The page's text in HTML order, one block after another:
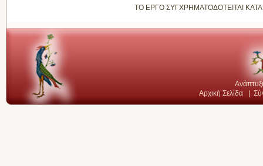
ΤΟ ΕΡΓΟ ΣΥΓΧΡΗΜΑΤΟΔΟΤΕΙΤΑΙ
Αρχική Σελίδα